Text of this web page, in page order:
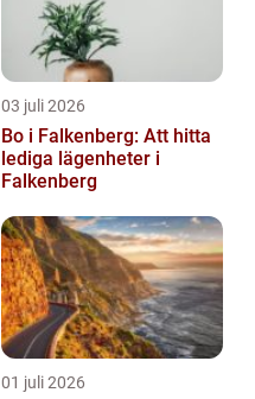
03 juli 2026
Bo i Falkenberg: Att hitta
lediga lägenheter i
Falkenberg
01 juli 2026